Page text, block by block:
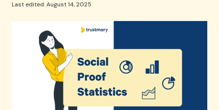
Last edited: August 14, 2025